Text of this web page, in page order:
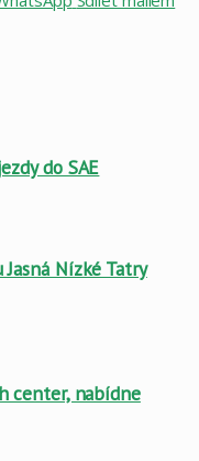
do SAE
Nízké Tatry
center, nabídne